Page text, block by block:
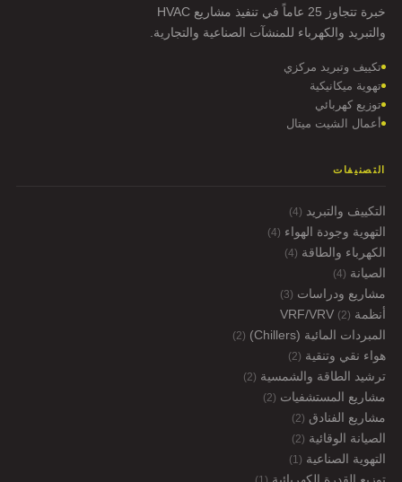
خبرة تتجاوز 25 عاماً في تنفيذ مشاريع HVAC
والتبريد والكهرباء للمنشآت الصناعية والتجارية.
تكييف وتبريد مركزي
تهوية ميكانيكية
توزيع كهربائي
أعمال الشيت ميتال
التصنيفات
التكييف والتبريد (4)
التهوية وجودة الهواء (4)
الكهرباء والطاقة (4)
الصيانة (4)
مشاريع ودراسات (3)
أنظمة VRF/VRV (2)
المبردات المائية (Chillers) (2)
هواء نقي وتنقية (2)
ترشيد الطاقة والشمسية (2)
مشاريع المستشفيات (2)
مشاريع الفنادق (2)
الصيانة الوقائية (2)
التهوية الصناعية (1)